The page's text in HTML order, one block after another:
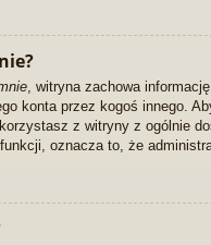
, witryna zachowa
konta przez kogoś innego.
z witryny z ogólnie
oznacza to, że